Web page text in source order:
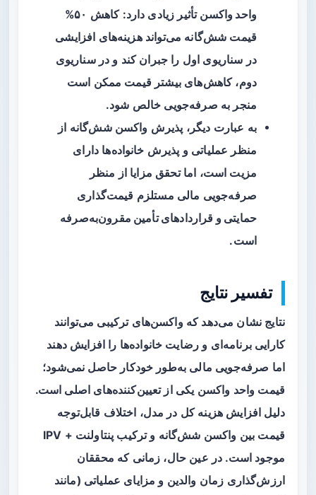
واحد واکسن
تأثیر زیادی دارد: کاهش ۵۰%
قیمت شش‌گانه می‌تواند هزینه‌های افزایشی
در سناریوی اول را جبران کند و در سناریوی
دوم، کاهش‌های بیشتر قیمت ممکن است
منجر به صرفه‌جویی خالص شود.
به عبارت دیگر، پذیرش واکسن شش‌گانه از
منظر عملیاتی و پذیرش خانواده‌ها دارای
مزیت است، اما تحقق مزایا از منظر
صرفه‌جویی مالی مستلزم قیمت‌گذاری
حمایتی و قراردادهای تأمین مقرون‌به‌صرفه
است.
تفسیر نتایج
نتایج نشان می‌دهد که واکسن‌های ترکیبی می‌توانند
کارایی برنامه‌ای و رضایت خانواده‌ها را افزایش دهند
اما صرفه‌جویی مالی به‌طور خودکار حاصل نمی‌شود؛
قیمت واحد واکسن یکی از تعیین‌کننده‌های اصلی است.
دلیل افزایش هزینه کل در مدل، اختلاف قابل‌توجه
قیمت بین واکسن شش‌گانه و ترکیب پنتاولنت + IPV
موجود است. در عین حال، زمانی که محققان
ارزش‌گذاری زمان والدین و مزایای عملیاتی (مانند